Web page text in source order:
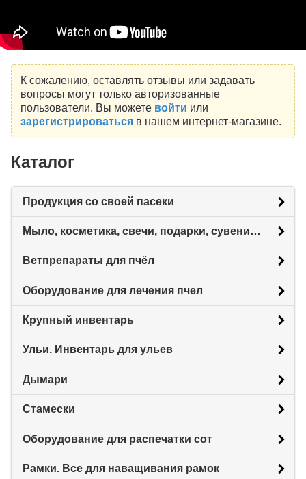
К сожалению, оставлять отзывы или задавать
вопросы могут только авторизованные
пользователи. Вы можете войти или
зарегистрироватьсяв нашем интернет-магазине.
Каталог
Продукция со своей пасеки
Мыло, косметика, свечи, подарки, сувениры.
Ветпрепараты для пчёл
Оборудование для лечения пчел
Крупный инвентарь
Ульи. Инвентарь для ульев
Дымари
Стамески
Оборудование для распечатки сот
Рамки. Все для наващивания рамок